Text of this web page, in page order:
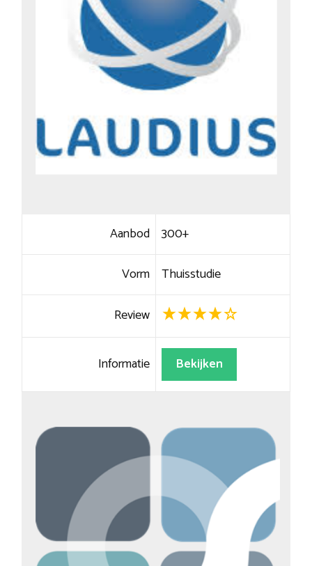
Aanbod 300+
Vorm Thuisstudie
Review
Informatie Bekijken